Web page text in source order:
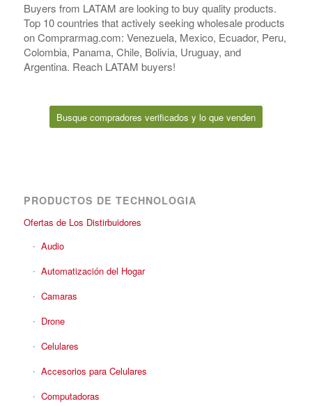
Buyers from LATAM are looking to buy quality products.
Top 10 countries that actively seeking wholesale products
on Comprarmag.com: Venezuela, Mexico, Ecuador, Peru,
Colombia, Panama, Chile, Bolivia, Uruguay, and
Argentina. Reach LATAM buyers!
Busque compradores verificados y lo que venden
PRODUCTOS DE TECHNOLOGIA
Ofertas de Los Distirbuidores
Audio
Automatización del Hogar
Camaras
Drone
Celulares
Accesorios para Celulares
Computadoras